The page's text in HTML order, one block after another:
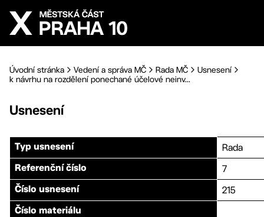
Přejít na hlavní obsah
Úvodní stránka Vedení a správa MČ Rada MČ
Usnesení
k návrhu na rozdělení ponechané účelové neinv...
Usnesení
Typ usnesení Rada
Referenční číslo 7
Číslo usnesení 215
Číslo materiálu